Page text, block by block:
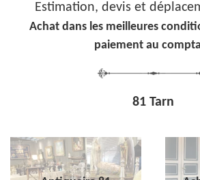
Estimation, devis et
Achat dans les meilleures
paiement au
81 Tarn